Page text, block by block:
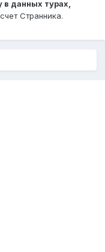
в данных турах,
Странника.